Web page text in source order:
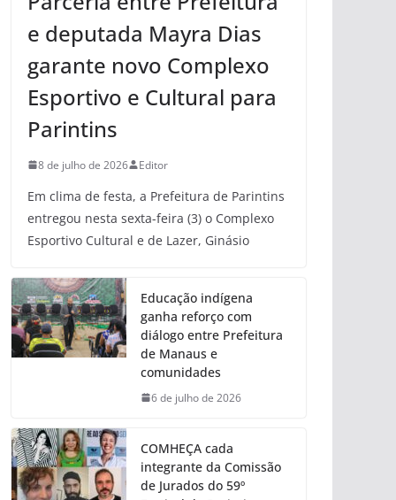
e deputada Mayra Dias
garante novo Complexo
Esportivo e Cultural para
Parintins
8 de julho de 2026 Editor
Em clima de festa, a Prefeitura de Parintins
entregou nesta sexta-feira (3) o Complexo
Esportivo Cultural e de Lazer, Ginásio
Educação indígena
ganha reforço com
diálogo entre Prefeitura
de Manaus e
comunidades
6 de julho de 2026
COMHEÇA cada
integrante da Comissão
de Jurados do 59º